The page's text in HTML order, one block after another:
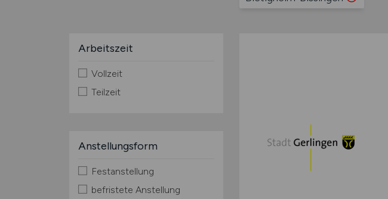
Arbeitszeit
Vollzeit
Teilzeit
Anstellungsform
Festanstellung
befristete Anstellung